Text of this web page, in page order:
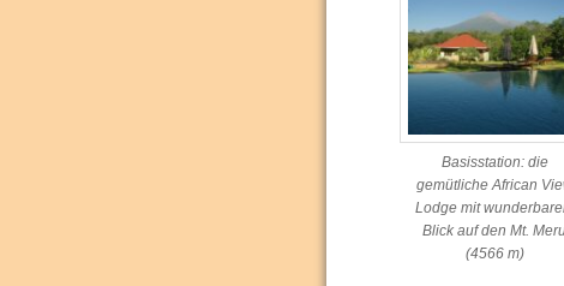
Basisstation: die
gemütliche African
Lodge mit
Blick auf den Mt.
(4566 m)